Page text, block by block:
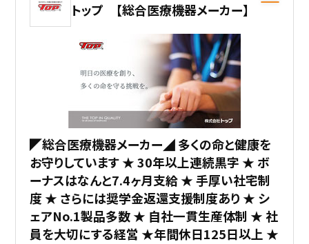
トップ 【総合医療機器メーカー】
◤総合医療機器メーカー◢ 多くの命と健康を
お守りしています ★ 30年以上連続黒字 ★ ボ
ーナスはなんと7.4ヶ月支給 ★ 手厚い社宅制
度 ★ さらには奨学金返還支援制度あり ★ シ
ェアNo.1製品多数 ★ 自社一貫生産体制 ★ 社
員を大切にする経営 ★年間休日125日以上 ★